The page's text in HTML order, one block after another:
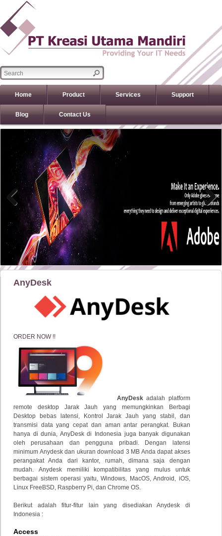
Home Product Services Support
Blog Contact Us
Previous Next
Previous Next
AnyDesk
ORDER NOW !!
AnyDeskadalah platform
remote desktop Jarak Jauh yang memungkinkan Berbagi
Desktop bebas latensi, Kontrol Jarak Jauh yang stabil, dan
transmisi data yang cepat dan aman antar perangkat. Bukan
hanya di dunia, AnyDesk di Indonesia juga banyak digunakan
oleh perusahaan dan pengguna pribadi. Dengan latensi
minimum Anydesk dan ukuran download 3 MB Anda dapat akses
perangakat Anda dari kantor, rumah, dimana saja dengan
mudah. Anydesk memiliki kompatibilitas yang mulus untuk
berbagai sistem operasi yaitu, Windows, MacOS, Android, iOS,
Linux FreeBSD, Raspberry Pi, dan Chrome OS.
Berikut adalah fitur-fitur lain yang disediakan Anydesk di
Indonesia :
Access